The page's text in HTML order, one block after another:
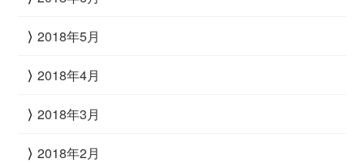
2018年5月
2018年4月
2018年3月
2018年2月